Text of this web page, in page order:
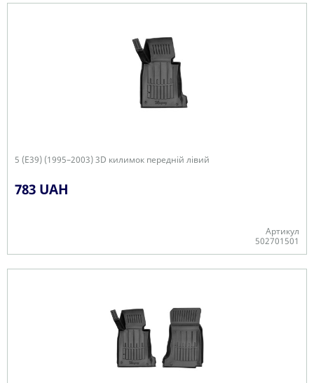
5 (E39) (1995–2003) 3D килимок передній лівий
783 UAH
Артикул
502701501